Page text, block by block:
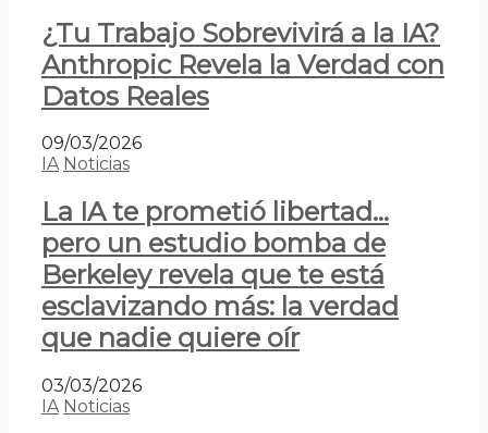
¿Tu Trabajo Sobrevivirá a la IA?
Anthropic Revela la Verdad con
Datos Reales
09/03/2026
IA Noticias
La IA te prometió libertad…
pero un estudio bomba de
Berkeley revela que te está
esclavizando más: la verdad
que nadie quiere oír
03/03/2026
IA Noticias